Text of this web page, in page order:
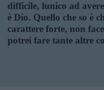
difficile, lunico ad
è Dio. Quello che so è
carattere forte, non
potrei fare tante altre